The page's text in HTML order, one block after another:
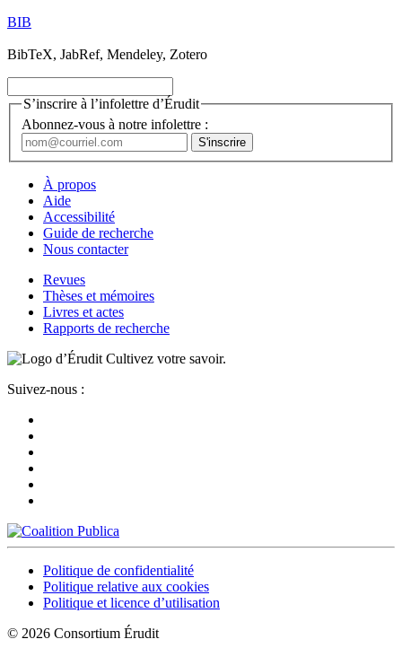
BIB
BibTeX, JabRef, Mendeley, Zotero
S’inscrire à l’infolettre d’Érudit
Abonnez-vous à notre infolettre :
À propos
Aide
Accessibilité
Guide de recherche
Nous contacter
Revues
Thèses et mémoires
Livres et actes
Rapports de recherche
Cultivez votre savoir.
Suivez-nous :
Politique de confidentialité
Politique relative aux cookies
Politique et licence d’utilisation
© 2026 Consortium Érudit